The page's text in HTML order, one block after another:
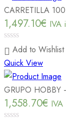
CARRETILLA
1,497.10€ IVA
0
out
of
5
Add to Wishlist
Quick View
GRUPO HOBBY
1,558.70€